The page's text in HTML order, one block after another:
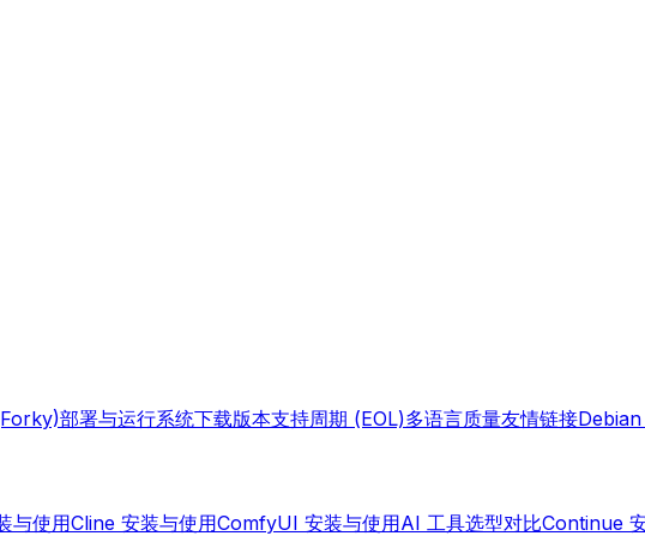
部署与运行系统下载版本支持周期 (EOL)多语言质量友情链接
与使用Cline 安装与使用ComfyUI 安装与使用AI 工具选型对比Continue